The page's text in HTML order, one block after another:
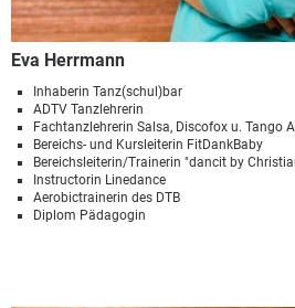
Eva Herrmann
Inhaberin Tanz(schul)bar
ADTV Tanzlehrerin
Fachtanzlehrerin Salsa, Discofox u. Tango
Bereichs- und Kursleiterin FitDankBaby
Bereichsleiterin/Trainerin "dancit by
Instructorin Linedance
Aerobictrainerin des DTB
Diplom Pädagogin